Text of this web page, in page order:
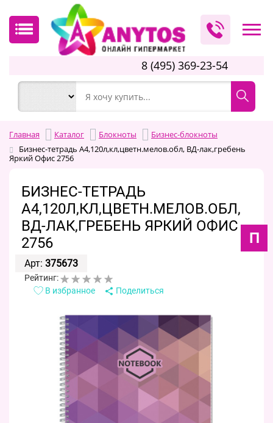
8 (495) 369-23-54
Главная Каталог Блокноты
Бизнес-блокноты
Бизнес-тетрадь A4,120л,кл,цветн.мелов.обл, ВД-лак,гребень
Яркий Офис 2756
БИЗНЕС-ТЕТРАДЬ
A4,120Л,КЛ,ЦВЕТН.МЕЛОВ.ОБЛ,
ВД-ЛАК,ГРЕБЕНЬ ЯРКИЙ ОФИС
2756
П
Арт: 375673
Рейтинг:
В избранное
Поделиться